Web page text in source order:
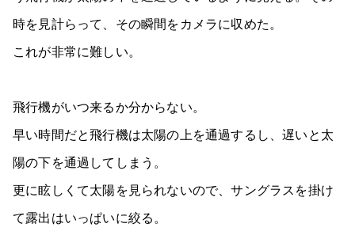
時を見計らって、その瞬間をカメラに収めた。
これが非常に難しい。
飛行機がいつ来るか分からない。
早い時間だと飛行機は太陽の上を通過するし、遅いと太
陽の下を通過してしまう。
更に眩しくて太陽を見られないので、サングラスを掛け
て露出はいっぱいに絞る。